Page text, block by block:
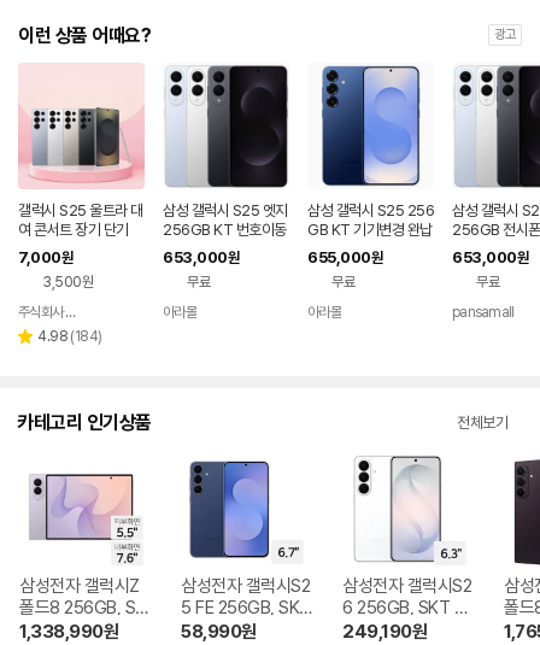
는
대
략
인
을
안
내
를
나
타
는
표
이런 상품 어때요? 광고
갤럭시 S25 울트라 대
여 콘서트 장기 단기
7,000원
3,500원
페이
주식회사 폰빌리지
별 4.98 리
(184)
삼성 갤럭시 S25 엣지
256GB KT 번호이동
완납 80요금제
653,000원
무료
아라몰
삼성 갤럭시 S25 256
GB KT 기기변경 완납
655,000원
무료
아라몰
삼성 갤럭시
256GB 전시
호이동 완납
653,000원
무료
pansamall
카테고리 인기상품 전체보기
삼성전자 갤럭시Z
폴드8 256GB, SK
T 기기변경 완납
1,338,990원
삼성전자 갤럭시S2
5 FE 256GB, SKT
기기변경 완납
58,990원
삼성전자 갤럭시S2
6 256GB, SKT 기
기변경 완납
249,190원
삼성
폴드
GB,